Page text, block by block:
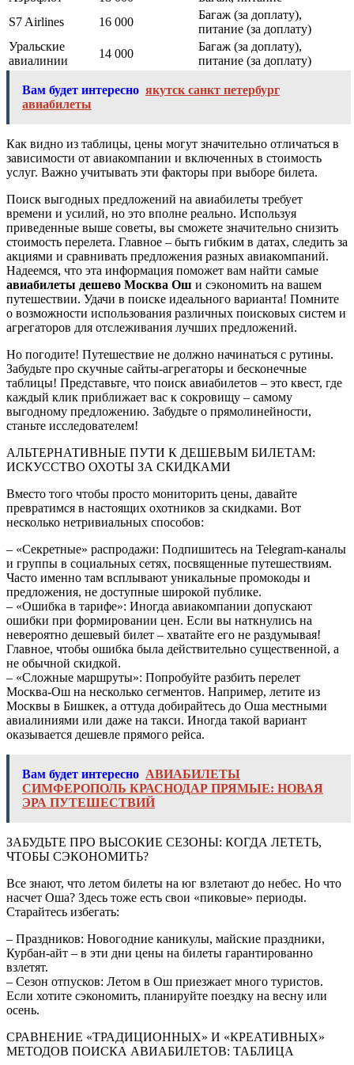
S7 Airlines
16 000
Багаж (за доплату),
питание (за доплату)
Уральские
авиалинии
14 000
Багаж (за доплату),
питание (за доплату)
Вам будет интересно якутск санкт петербург
авиабилеты
Как видно из таблицы, цены могут значительно отличаться в
зависимости от авиакомпании и включенных в стоимость
услуг. Важно учитывать эти факторы при выборе билета.
Поиск выгодных предложений на авиабилеты требует
времени и усилий, но это вполне реально. Используя
приведенные выше советы, вы сможете значительно снизить
стоимость перелета. Главное – быть гибким в датах, следить за
акциями и сравнивать предложения разных авиакомпаний.
Надеемся, что эта информация поможет вам найти самые
авиабилеты дешево Москва Ош и сэкономить на вашем
путешествии. Удачи в поиске идеального варианта! Помните
о возможности использования различных поисковых систем и
агрегаторов для отслеживания лучших предложений.
Но погодите! Путешествие не должно начинаться с рутины.
Забудьте про скучные сайты-агрегаторы и бесконечные
таблицы! Представьте, что поиск авиабилетов – это квест, где
каждый клик приближает вас к сокровищу – самому
выгодному предложению. Забудьте о прямолинейности,
станьте исследователем!
АЛЬТЕРНАТИВНЫЕ ПУТИ К ДЕШЕВЫМ БИЛЕТАМ:
ИСКУССТВО ОХОТЫ ЗА СКИДКАМИ
Вместо того чтобы просто мониторить цены, давайте
превратимся в настоящих охотников за скидками. Вот
несколько нетривиальных способов:
– «Секретные» распродажи: Подпишитесь на Telegram-каналы
и группы в социальных сетях, посвященные путешествиям.
Часто именно там всплывают уникальные промокоды и
предложения, не доступные широкой публике.
– «Ошибка в тарифе»: Иногда авиакомпании допускают
ошибки при формировании цен. Если вы наткнулись на
невероятно дешевый билет – хватайте его не раздумывая!
Главное, чтобы ошибка была действительно существенной, а
не обычной скидкой.
– «Сложные маршруты»: Попробуйте разбить перелет
Москва-Ош на несколько сегментов. Например, летите из
Москвы в Бишкек, а оттуда добирайтесь до Оша местными
авиалиниями или даже на такси. Иногда такой вариант
оказывается дешевле прямого рейса.
Вам будет интересно АВИАБИЛЕТЫ
СИМФЕРОПОЛЬ КРАСНОДАР ПРЯМЫЕ: НОВАЯ
ЭРА ПУТЕШЕСТВИЙ
ЗАБУДЬТЕ ПРО ВЫСОКИЕ СЕЗОНЫ: КОГДА ЛЕТЕТЬ,
ЧТОБЫ СЭКОНОМИТЬ?
Все знают, что летом билеты на юг взлетают до небес. Но что
насчет Оша? Здесь тоже есть свои «пиковые» периоды.
Старайтесь избегать:
– Праздников: Новогодние каникулы, майские праздники,
Курбан-айт – в эти дни цены на билеты гарантированно
взлетят.
– Сезон отпусков: Летом в Ош приезжает много туристов.
Если хотите сэкономить, планируйте поездку на весну или
осень.
СРАВНЕНИЕ «ТРАДИЦИОННЫХ» И «КРЕАТИВНЫХ»
МЕТОДОВ ПОИСКА АВИАБИЛЕТОВ: ТАБЛИЦА